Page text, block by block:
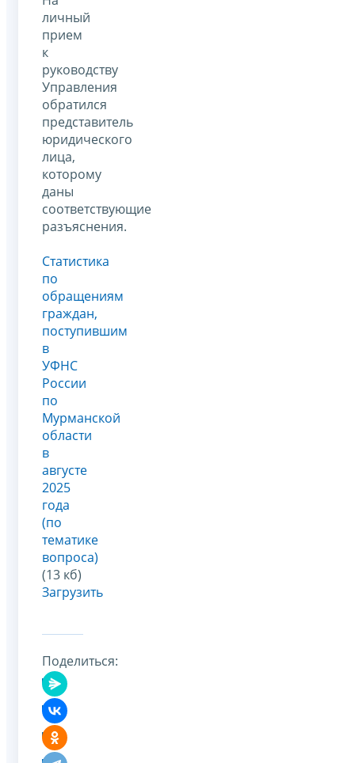
личный
прием
к
руководству
Управления
обратился
представитель
юридического
лица,
которому
даны
соответствующие
разъяснения.
Статистика
по
обращениям
граждан,
поступившим
в
УФНС
России
по
Мурманской
области
в
августе
2025
года
(по
тематике
вопроса)
(13 кб)
Загрузить
Поделиться: